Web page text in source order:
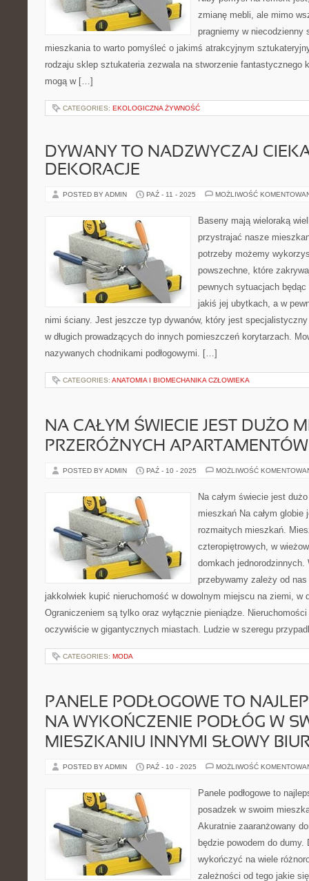
zmianę mebli, ale mimo
pragniemy w niecodzienny
mieszkania to warto pomyśleć o jakimś atrakcyjnym
rodzaju sklep sztukateria zezwala na stworzenie fantastycznego
mogą w […]
CATEGORIES: EKOLOGICZNA ŻYWNOŚĆ
DYWANY TO NADZWYCZAJ
DEKORACJE
POSTED BY ADMIN PAŹ - 11 - 2025 MOŻLIWOŚĆ
Baseny mają wieloraką
przystrajać nasze
potrzeby możemy
powszechne, które
pewnych sytuacjach będąc
jakiś jej ubytkach, a w
nimi ściany. Jest jeszcze typ dywanów, który jest
w długich prowadzących do innych pomieszczeń korytarzach.
nazywanych chodnikami podłogowymi. […]
CATEGORIES: ANATOMIA I BIOMECHANIKA CZŁOWIEKA
NA CAŁYM ŚWIECIE JEST DUŻO
PRZERÓŻNYCH APARTAMENTÓW
POSTED BY ADMIN PAŹ - 10 - 2025 MOŻLIWOŚĆ
Na całym świecie jest
mieszkań Na całym globie
rozmaitych mieszkań.
czteropiętrowych, w
domkach
przebywamy zależy od
jakkolwiek kupić nieruchomość w dowolnym miejscu na ziemi, w
Ograniczeniem są tylko oraz wyłącznie pieniądze.
oczywiście w gigantycznych miastach. Ludzie w szeregu
CATEGORIES: MODA
PANELE PODŁOGOWE TO
NA WYKOŃCZENIE PODŁÓG W
MIESZKANIU INNYMI SŁOWY
POSTED BY ADMIN PAŹ - 10 - 2025 MOŻLIWOŚĆ
Panele podłogowe to
posadzek w swoim
Akuratnie zaaranżowany
będzie powodem do
wykończyć na wiele
zależności od tego jakie